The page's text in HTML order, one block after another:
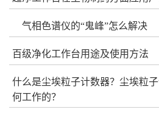
气相色谱仪的“鬼峰”怎么解决
百级净化工作台用途及使用方法
什么是尘埃粒子计数器？尘埃粒
何工作的？